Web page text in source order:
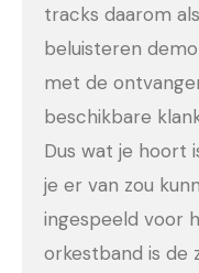
tracks daarom
beluisteren
met de
beschikbare
Dus wat je hoort
je er van zou
ingespeeld voor
orkestband is de